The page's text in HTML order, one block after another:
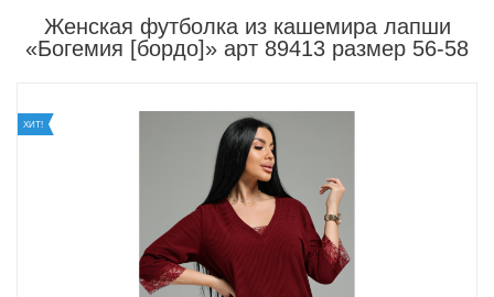
Женская футболка из кашемира лапши
«Богемия [бордо]» арт 89413 размер 56-58
ХИТ!